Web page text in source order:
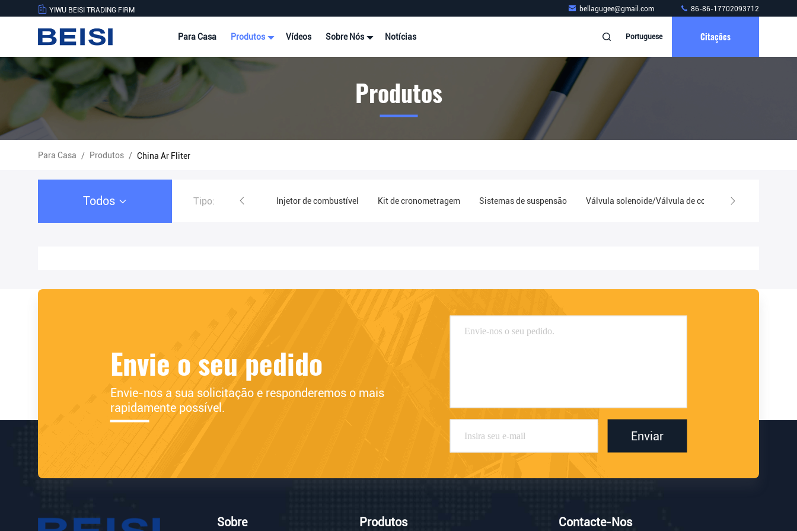
YIWU BEISI TRADING FIRM bellagugee@gmail.com 86-86-17702093712
Para Casa Produtos Vídeos Sobre Nós Notícias Portuguese Citações
Produtos
Para Casa / Produtos / China Ar Fliter
Todos Tipo:
Série de sensores Injetor de combustível Kit de cronometragem Sistemas de suspensão Válvula solenoide/Válvula de controlo
Envie o seu pedido
Envie-nos a sua solicitação e responderemos o mais
rapidamente possível.
Enviar
Sobre Produtos Contacte-Nos